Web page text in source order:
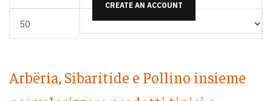
CREATE AN ACCOUNT
Arbëria, Sibaritide e Pollino insieme